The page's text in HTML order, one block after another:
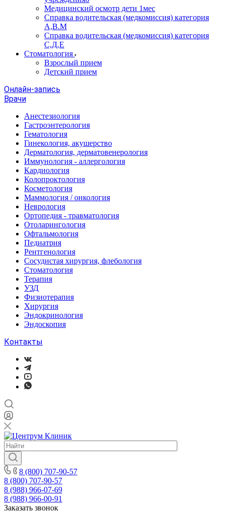
Медицинский осмотр дети 1мес
Справка водительская (медкомиссия) категория
А,В.М
Справка водительская (медкомиссия) категория
С,Д,Е
Стоматология
Взрослый прием
Детский прием
Онлайн-запись
Врачи
Анестезиология
Гастроэнтерология
Гематология
Гинекология, акушерство
Дерматология, дерматовенерология
Иммунология - аллергология
Кардиология
Колопроктология
Косметология
Маммология / онкология
Неврология
Ортопедия - травматология
Отоларингология
Офтальмология
Педиатрия
Рентгенология
Сосудистая хирургия, флебология
Стоматология
Терапия
УЗД
Физиотерапия
Хирургия
Эндокринология
Эндоскопия
Контакты
8 (800) 707-90-57
8 (800) 707-90-57
8 (988) 966-07-69
8 (988) 966-00-91
Заказать звонок